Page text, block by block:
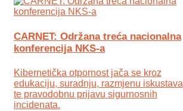
CARNET: Održana treća nacionalna
konferencija NKS-a
Kibernetička otpornost jača se kroz
edukaciju, suradnju, razmjenu iskustava
te pravodobnu prijavu sigurnosnih
incidenata.